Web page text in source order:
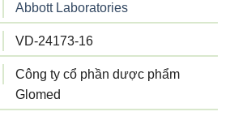
Abbott Laboratories
VD-24173-16
Công ty cổ phần dược phẩm
Glomed